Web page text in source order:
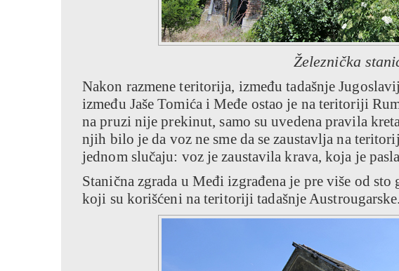
Železnička
Nakon razmene teritorija, između tadašnje
između Jaše Tomića i Međe ostao je na teritoriji
na pruzi nije prekinut, samo su uvedena pravila
njih bilo je da voz ne sme da se zaustavlja na
jednom slučaju: voz je zaustavila krava, koja je
Stanična zgrada u Međi izgrađena je pre više od
koji su korišćeni na teritoriji tadašnje Austrougarske.